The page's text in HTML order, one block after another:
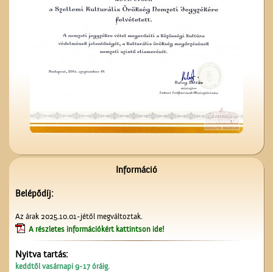
A Vasútépítő- és
Információ
Belépődíj:
Az árak 2025.10.01-jétől megváltoztak.
A részletes információkért kattintson ide!
Nyitva tartás:
keddtől vasárnapi 9-17 óráig.